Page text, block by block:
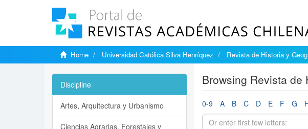
Home Universidad Católica Silva Henríquez Revista de Historia y
Browsing Revista de
0-9 A B C D E F G
Discipline
Artes, Arquitectura y Urbanismo
Ciencias Agrarias, Forestales y